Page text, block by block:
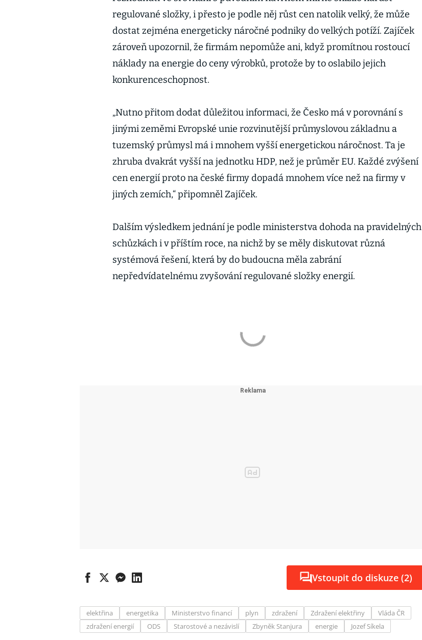
regulované složky, i přesto je podle něj růst cen natolik velký, že může
dostat zejména energeticky náročné podniky do velkých potíží. Zajíček
zároveň upozornil, že firmám nepomůže ani, když promítnou rostoucí
náklady na energie do ceny výrobků, protože by to oslabilo jejich
konkurenceschopnost.
„Nutno přitom dodat důležitou informaci, že Česko má v porovnání s
jinými zeměmi Evropské unie rozvinutější průmyslovou základnu a
tuzemský průmysl má i mnohem vyšší energetickou náročnost. Ta je
zhruba dvakrát vyšší na jednotku HDP, než je průměr EU. Každé zvýšení
cen energií proto na české firmy dopadá mnohem více než na firmy v
jiných zemích,“ připomněl Zajíček.
Dalším výsledkem jednání je podle ministerstva dohoda na pravidelných
schůzkách i v příštím roce, na nichž by se měly diskutovat různá
systémová řešení, která by do budoucna měla zabrání
nepředvídatelnému zvyšování regulované složky energií.
Vstoupit do diskuze (2)
elektřina energetika Ministerstvo financí plyn zdražení Zdražení elektřiny
Vláda ČR
zdražení energií
ODS Starostové a nezávislí Zbyněk Stanjura energie Jozef Síkela